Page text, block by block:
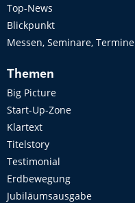
Top-News
Blickpunkt
Messen, Seminare, Termine
Themen
Big Picture
Start-Up-Zone
Klartext
Titelstory
Testimonial
Erdbewegung
Jubiläumsausgabe